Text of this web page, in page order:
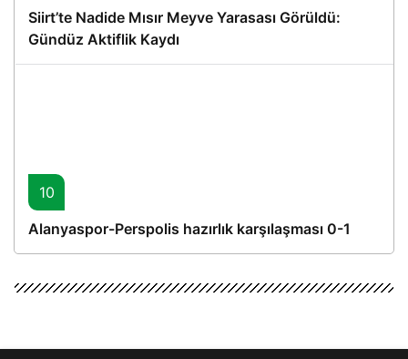
Siirt’te Nadide Mısır Meyve Yarasası Görüldü:
Gündüz Aktiflik Kaydı
10
Alanyaspor-Perspolis hazırlık karşılaşması 0-1